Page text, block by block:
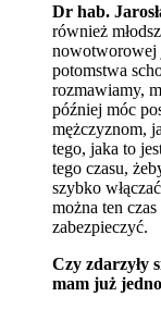
Dr hab.
również
nowotworowej
potomstwa
rozmawiamy,
później móc
mężczyznom,
tego, jaka to
tego czasu,
szybko
można ten
zabezpieczyć.
Czy zdarzyły
mam już